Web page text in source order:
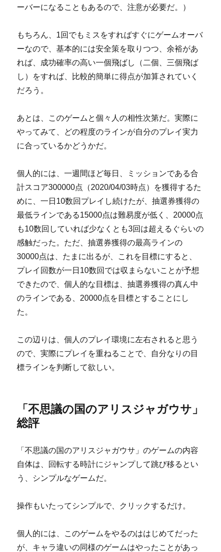
ーバーになることもあるので、注意が必要だ。）
もちろん、1回でもミスをすればすぐにゲームオーバ
ーなので、基本的には安全策を取りつつ、余裕があ
れば、成功確率の高い一個飛ばし（二個、三個飛ば
し）をすれば、比較的簡単に得点が加算されていく
だろう。
あとは、このゲームと個々人の相性次第だ。実際に
やってみて、どの程度のラインが自分のプレイ実力
に合っているかどうかだ。
個人的には、一週間ほど毎日、ミッションである合
計スコア300000点（2020/04/03時点）を獲得するた
めに、一日10数回プレイし続けたが、抽選券獲得の
最低ラインである15000点は難易度が低く、20000点
も10数回していれば少なくとも3回は超えるぐらいの
感触だった。ただ、抽選券獲得の最高ラインの
30000点は、たまに出るが、これを目標にすると、
プレイ回数が一日10数回では収まらないことが予想
できたので、個人的な目標は、抽選券獲得の真ん中
のラインである、20000点を目標とすることにし
た。
この辺りは、個人のプレイ環境に左右されると思う
ので、実際にプレイを重ねることで、自分なりの目
標ラインを判断して欲しい。
「不思議の国のアリスジャガウサ」
総評
「不思議の国のアリスジャガウサ」のゲームの内容
自体は、回転する時計にジャンプして跳び移るとい
う、シンプルなゲームだ。
操作もいたってシンプルで、クリックするだけ。
個人的には、このゲームをやるのははじめてだった
が、キャラ違いの同様のゲームはやったことがあっ